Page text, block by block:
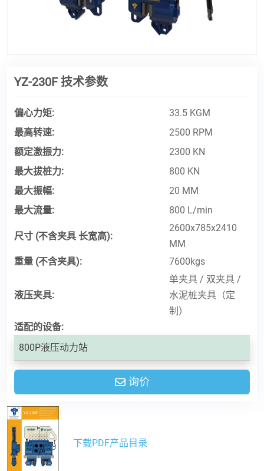
YZ-230F 技术参数
偏心力矩:
33.5 KGM
最高转速:
2500 RPM
额定激振力:
2300 KN
最大拔桩力:
800 KN
最大振幅:
20 MM
最大流量:
800 L/min
尺寸 (不含夹具 长宽高):
2600x785x2410
MM
重量 (不含夹具):
7600kgs
液压夹具:
单夹具 / 双夹具 /
水泥桩夹具（定
制）
适配的设备:
800P液压动力站
询价
下载PDF产品目录